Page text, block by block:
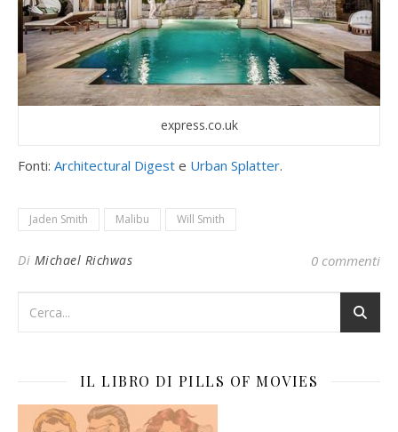
express.co.uk
Fonti: Architectural Digest e Urban Splatter.
Jaden Smith Malibu Will Smith
Di Michael Richwas 0 commenti
IL LIBRO DI PILLS OF MOVIES